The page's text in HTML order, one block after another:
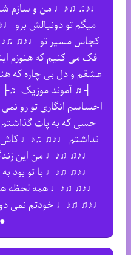
♩♪♫ ♫♪♩ من و سازم
میگم تو دونبالش
کجاس مسیر تو ♩♪♫
فک می کنیم که هنوزم
عشقم و دل بی چاره که
┤♬ آموند موزیک ♬├
احساسم انگاری تو رو
حسی که به پات
نداشتم ♩♪♫ ♫♪♩ کاش
♩♪♫ ♫♪♩ من این
♩♪♫ ♫♪♩ با تو بود
♩♪♫ ♫♪♩ همه لحظه
♩♪♫ ♫♪♩ خودتم نمی
●